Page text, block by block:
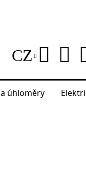
CZ
úhloměryErmenrich